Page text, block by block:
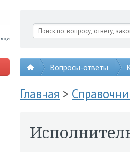
Вопросы-ответы
Главная >